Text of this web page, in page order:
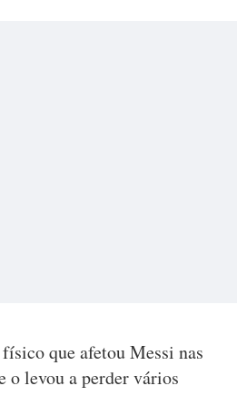
que afetou Messi nas
o levou a perder vários